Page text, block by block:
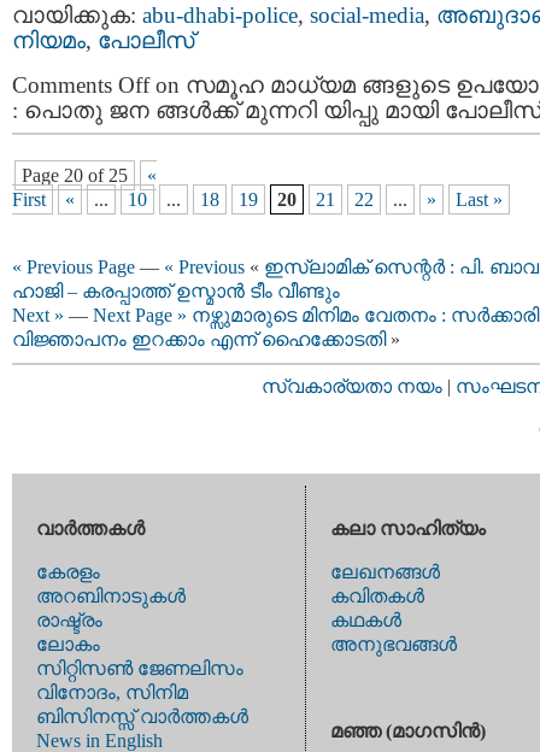
വായിക്കുക: abu-dhabi-police, social-media,
നിയമം, പോലീസ്
Comments Offon സമൂഹ മാധ്യമ ങ്ങളുടെ
: പൊതു ജന ങ്ങൾക്ക് മുന്നറി യിപ്പു മായി പോലീസ്
Page 20 of 25
«
First
« ... 10 ... 18 19 20 21 22 ... » Last »
« Previous Page — « Previous « ഇസ്ലാമിക് സെന്റര്‍ : പി.
ഹാജി – കരപ്പാത്ത് ഉസ്മാൻ ടീം വീണ്ടും
Next » — Next Page » നഴ്സുമാരുടെ മിനിമം വേതനം :
വിജ്ഞാപനം ഇറക്കാം എന്ന് ഹൈക്കോടതി»
സ്വകാര്യതാ നയം |
വാര്‍ത്തകള്‍
കേരളം
അറബിനാടുകള്‍
രാഷ്ട്രം
ലോകം
സിറ്റിസണ്‍ ജേണലിസം
വിനോദം, സിനിമ
ബിസിനസ്സ് വാര്‍ത്തകള്‍
News in English
കലാ സാഹിത്യം
ലേഖനങ്ങള്‍
കവിതകള്‍
കഥകള്‍
അനുഭവങ്ങള്‍
മഞ്ഞ (മാഗസിന്‍)